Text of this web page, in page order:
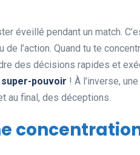
éveillé pendant un match.
l’action. Quand tu te
des décisions rapides et
super-pouvoir ! À l’inverse,
au final, des déceptions.